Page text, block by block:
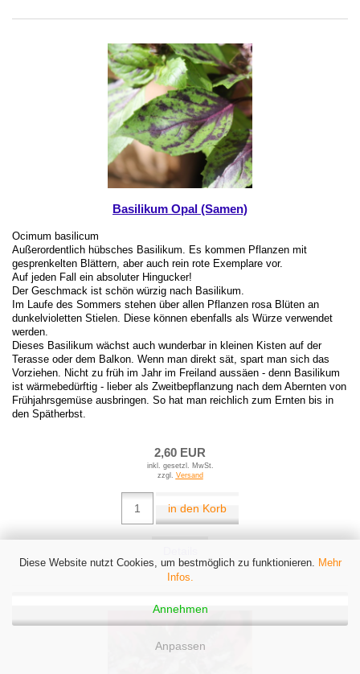
Diese Website nutzt Cookies, um bestmöglich zu funktionieren. Mehr
Infos.
Annehmen
Anpassen
Basilikum Opal (Samen)
Ocimum basilicum
Außerordentlich hübsches Basilikum. Es kommen Pflanzen mit
gesprenkelten Blättern, aber auch rein rote Exemplare vor.
Auf jeden Fall ein absoluter Hingucker!
Der Geschmack ist schön würzig nach Basilikum.
Im Laufe des Sommers stehen über allen Pflanzen rosa Blüten an
dunkelvioletten Stielen. Diese können ebenfalls als Würze verwendet
werden.
Dieses Basilikum wächst auch wunderbar in kleinen Kisten auf der
Terasse oder dem Balkon. Wenn man direkt sät, spart man sich das
Vorziehen. Nicht zu früh im Jahr im Freiland aussäen - denn Basilikum
ist wärmebedürftig - lieber als Zweitbepflanzung nach dem Abernten von
Frühjahrsgemüse ausbringen. So hat man reichlich zum Ernten bis in
den Spätherbst.
2,60 EUR
inkl. gesetzl. MwSt.
zzgl. Versand
in den Korb